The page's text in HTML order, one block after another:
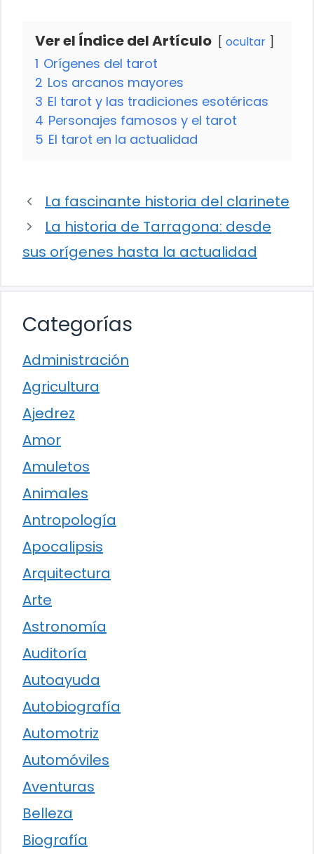
Ver el Índice del Artículo ocultar
1 Orígenes del tarot
2 Los arcanos mayores
3 El tarot y las tradiciones esotéricas
4 Personajes famosos y el tarot
5 El tarot en la actualidad
La fascinante historia del clarinete
La historia de Tarragona: desde
sus orígenes hasta la actualidad
Categorías
Administración
Agricultura
Ajedrez
Amor
Amuletos
Animales
Antropología
Apocalipsis
Arquitectura
Arte
Astronomía
Auditoría
Autoayuda
Autobiografía
Automotriz
Automóviles
Aventuras
Belleza
Biografía